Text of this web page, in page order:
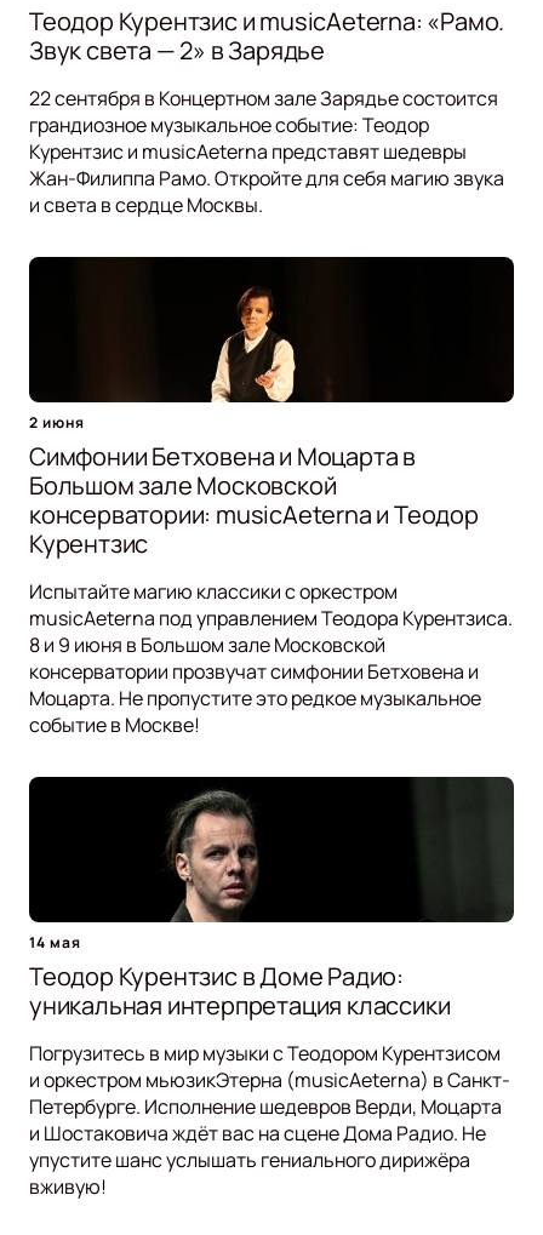
Теодор Курентзис и musicAeterna: «Рамо.
Звук света — 2» в Зарядье
22 сентября в Концертном зале Зарядье состоится
грандиозное музыкальное событие: Теодор
Курентзис и musicAeterna представят шедевры
Жан-Филиппа Рамо. Откройте для себя магию звука
и света в сердце Москвы.
2 июня
Симфонии Бетховена и Моцарта в
Большом зале Московской
консерватории: musicAeterna и Теодор
Курентзис
Испытайте магию классики с оркестром
musicAeterna под управлением Теодора Курентзиса.
8 и 9 июня в Большом зале Московской
консерватории прозвучат симфонии Бетховена и
Моцарта. Не пропустите это редкое музыкальное
событие в Москве!
14 мая
Теодор Курентзис в Доме Радио:
уникальная интерпретация классики
Погрузитесь в мир музыки с Теодором Курентзисом
и оркестром мьюзикЭтерна (musicAeterna) в Санкт-
Петербурге. Исполнение шедевров Верди, Моцарта
и Шостаковича ждёт вас на сцене Дома Радио. Не
упустите шанс услышать гениального дирижёра
вживую!